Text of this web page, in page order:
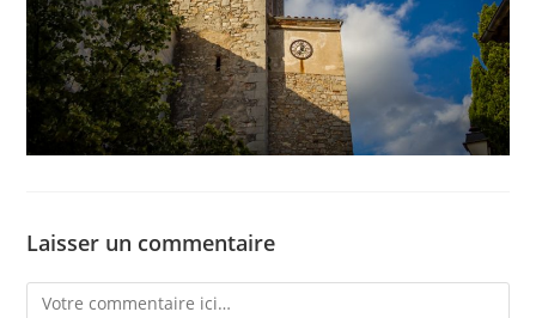
Laisser un commentaire
Comment